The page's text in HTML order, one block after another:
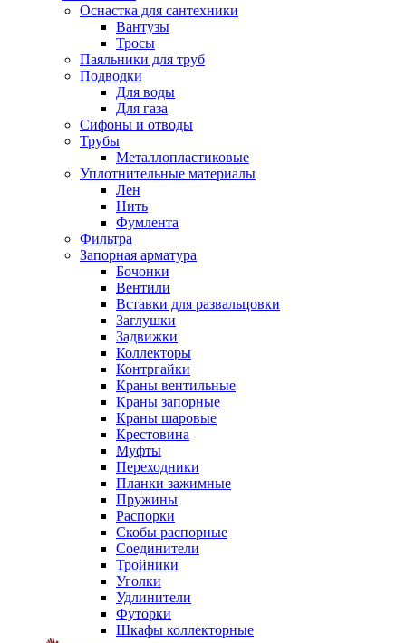
Оснастка для сантехники
Вантузы
Тросы
Паяльники для труб
Подводки
Для воды
Для газа
Сифоны и отводы
Трубы
Металлопластиковые
Уплотнительные материалы
Лен
Нить
Фумлента
Фильтра
Запорная арматура
Бочонки
Вентили
Вставки для развальцовки
Заглушки
Задвижки
Коллекторы
Контргайки
Краны вентильные
Краны запорные
Краны шаровые
Крестовина
Муфты
Переходники
Планки зажимные
Пружины
Распорки
Скобы распорные
Соединители
Тройники
Уголки
Удлинители
Футорки
Шкафы коллекторные